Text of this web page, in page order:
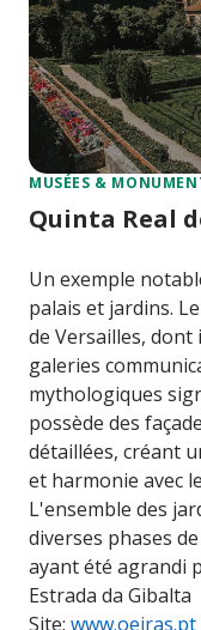
MUSÉES &
Quinta Real
Un exemple
palais et jardins.
de Versailles, dont
galeries
mythologiques
possède des
détaillées, créant
et harmonie avec
L'ensemble des
diverses phases
ayant été agrandi
Estrada da
Site: www.oeiras.pt